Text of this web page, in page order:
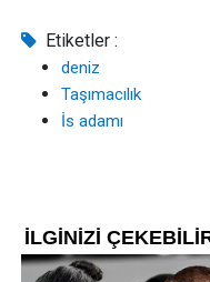
Etiketler :
deniz
Taşımacılık
İs adamı